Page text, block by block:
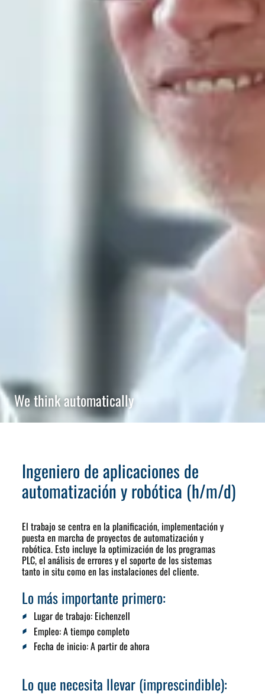
We think automatically
Ingeniero de aplicaciones de
automatización y robótica (h/m/d)
El trabajo se centra en la planificación, implementación y
puesta en marcha de proyectos de automatización y
robótica. Esto incluye la optimización de los programas
PLC, el análisis de errores y el soporte de los sistemas
tanto in situ como en las instalaciones del cliente.
Lo más importante primero:
Lugar de trabajo: Eichenzell
Empleo:A tiempo completo
Fecha de inicio: A partir de ahora
Lo que necesita llevar (imprescindible):